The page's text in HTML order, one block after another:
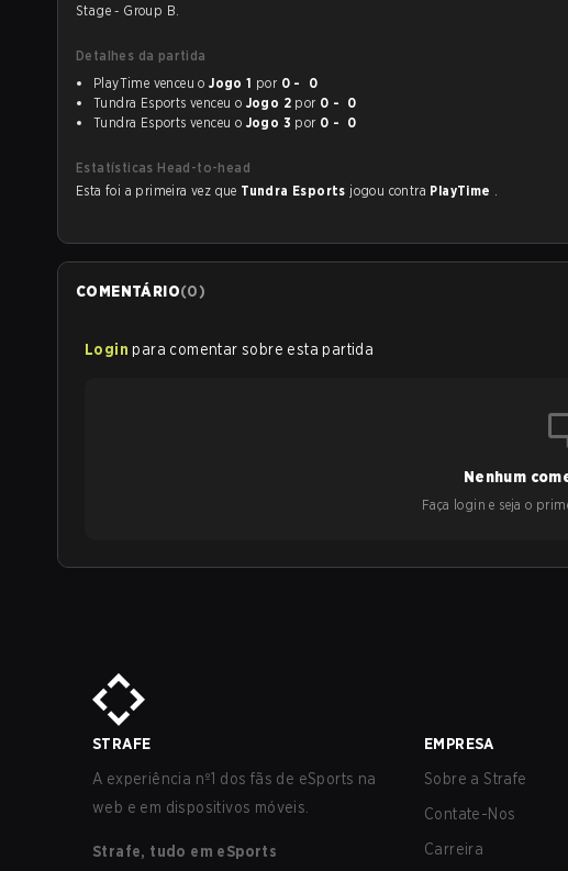
Stage - Group B.
Detalhes da partida
PlayTime venceu oJogo 1 por
0 - 0
Tundra Esports venceu o Jogo 2 por
0 - 0
Tundra Esports venceu o Jogo 3 por 0 - 0
Estatísticas Head-to-head
Esta foi a primeira vez que Tundra Esports jogou contra PlayTime .
COMENTÁRIO(0)
Login para comentar sobre esta partida
Nenhum
Faça login e seja o
STRAFE
A experiência nº1 dos fãs de eSports na
web e em dispositivos móveis.
Strafe, tudo em eSports
EMPRESA
Sobre a Strafe
Contate-Nos
Carreira